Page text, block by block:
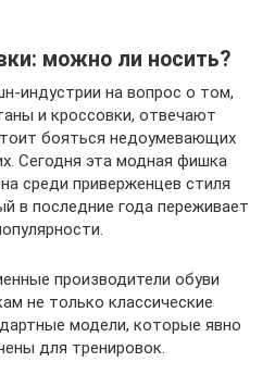
можно ли носить?
индустрии на вопрос о том,
и кроссовки, отвечают
бояться недоумевающих
Сегодня эта модная фишка
среди приверженцев стиля
в последние года переживает
производители обуви
не только классические
модели, которые явно
для тренировок.